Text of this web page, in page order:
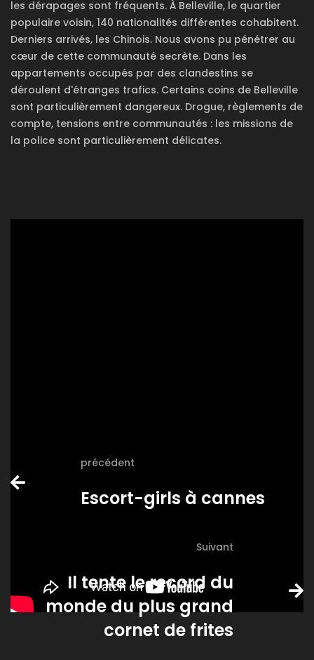
les dérapages sont fréquents. À Belleville, le quartier
populaire voisin, 140 nationalités différentes cohabitent.
Derniers arrivés, les Chinois. Nous avons pu pénétrer au
cœur de cette communauté secrète. Dans les
appartements occupés par des clandestins se
déroulent d'étranges trafics. Certains coins de Belleville
sont particulièrement dangereux. Drogue, règlements de
compte, tensions entre communautés : les missions de
la police sont particulièrement délicates.
précédent
Escort-girls à cannes
Suivant
Il tente le record du
monde du plus grand
cornet de frites